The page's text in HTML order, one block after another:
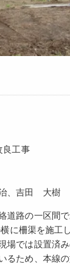
良工事
、吉田 大樹
道路の一区間
に柵渠を施
場では設置済
るため、本線